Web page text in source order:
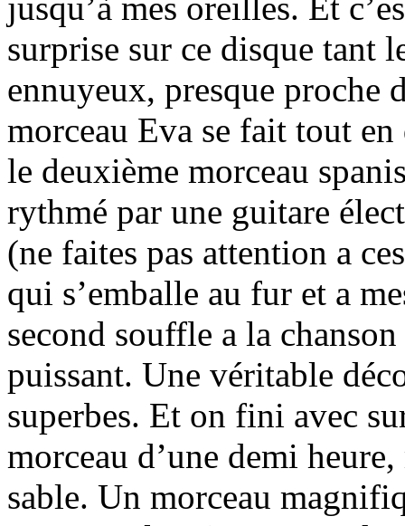
surprise sur ce disque tant
ennuyeux, presque proche
morceau Eva se fait tout
le deuxième morceau
rythmé par une guitare
(ne faites pas attention a
qui s’emballe au fur et a
second souffle a la
puissant. Une véritable
superbes. Et on fini avec
morceau d’une demi
sable. Un morceau